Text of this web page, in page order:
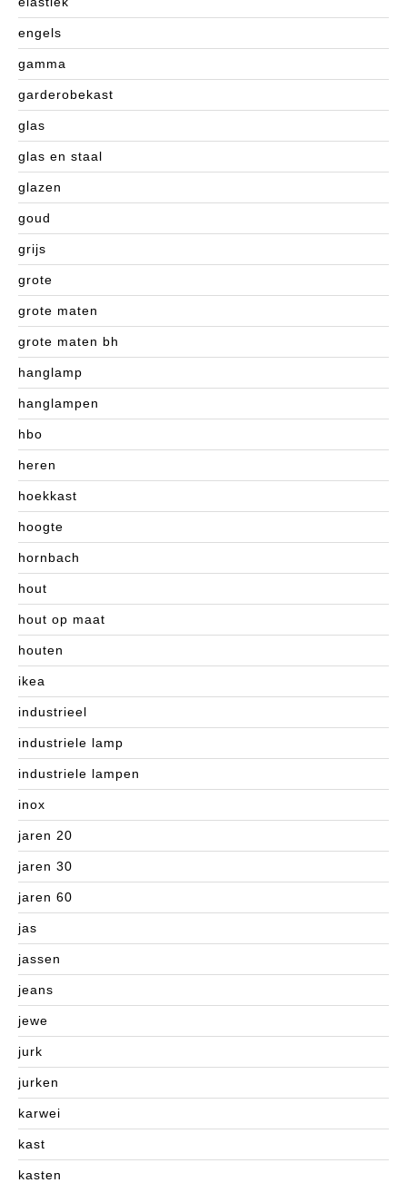
engels
gamma
garderobekast
glas
glas en staal
glazen
goud
grijs
grote
grote maten
grote maten bh
hanglamp
hanglampen
hbo
heren
hoekkast
hoogte
hornbach
hout
hout op maat
houten
ikea
industrieel
industriele lamp
industriele lampen
inox
jaren 20
jaren 30
jaren 60
jas
jassen
jeans
jewe
jurk
jurken
karwei
kast
kasten